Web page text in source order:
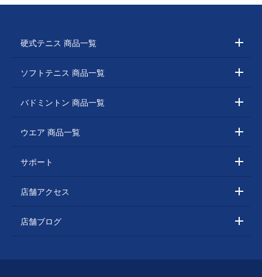
硬式テニス 商品一覧
ソフトテニス 商品一覧
バドミントン 商品一覧
ウエア 商品一覧
サポート
店舗アクセス
店舗ブログ